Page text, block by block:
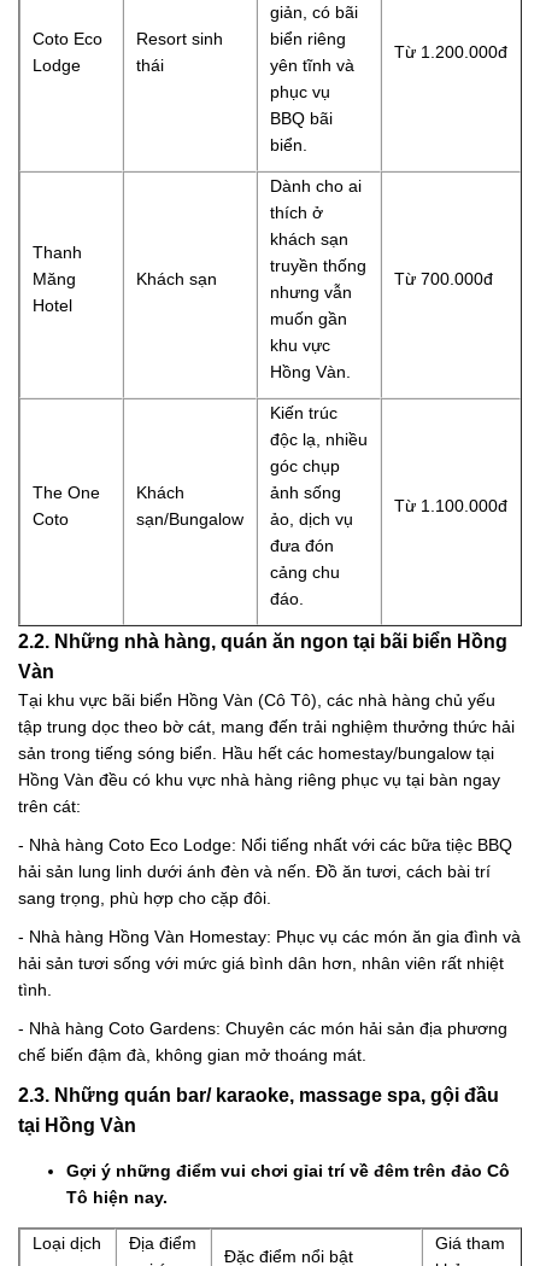
Coto Eco
Lodge
Resort sinh
thái
giản, có bãi
biển riêng
yên tĩnh và
phục vụ
BBQ bãi
biển.
Từ 1.200.000đ
Thanh
Măng
Hotel
Khách sạn
Dành cho ai
thích ở
khách sạn
truyền thống
nhưng vẫn
muốn gần
khu vực
Hồng Vàn.
Từ 700.000đ
The One
Coto
Khách
sạn/Bungalow
Kiến trúc
độc lạ, nhiều
góc chụp
ảnh sống
ảo, dịch vụ
đưa đón
cảng chu
đáo.
Từ 1.100.000đ
2.2. Những nhà hàng, quán ăn ngon tại bãi biển Hồng
Vàn
Tại khu vực bãi biển Hồng Vàn (Cô Tô), các nhà hàng chủ yếu
tập trung dọc theo bờ cát, mang đến trải nghiệm thưởng thức hải
sản trong tiếng sóng biển. Hầu hết các homestay/bungalow tại
Hồng Vàn đều có khu vực nhà hàng riêng phục vụ tại bàn ngay
trên cát:
- Nhà hàng Coto Eco Lodge: Nổi tiếng nhất với các bữa tiệc BBQ
hải sản lung linh dưới ánh đèn và nến. Đồ ăn tươi, cách bài trí
sang trọng, phù hợp cho cặp đôi.
- Nhà hàng Hồng Vàn Homestay: Phục vụ các món ăn gia đình và
hải sản tươi sống với mức giá bình dân hơn, nhân viên rất nhiệt
tình.
- Nhà hàng Coto Gardens: Chuyên các món hải sản địa phương
chế biến đậm đà, không gian mở thoáng mát.
2.3. Những quán bar/ karaoke, massage spa, gội đầu
tại Hồng Vàn
Gợi ý những điểm vui chơi gỉai trí về đêm trên đảo Cô
Tô hiện nay.
Loại dịch
Địa điểm
Đặc điểm nổi bật
Giá tham